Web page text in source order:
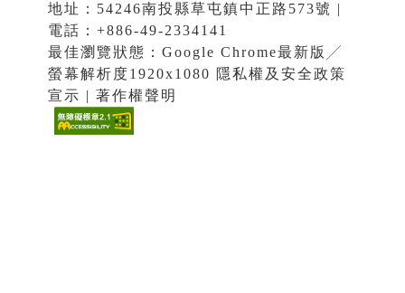
地址：54246南投縣草屯鎮中正路573號 |
電話：+886-49-2334141
最佳瀏覽狀態：Google Chrome最新版╱
螢幕解析度1920x1080 隱私權及安全政策
宣示 | 著作權聲明